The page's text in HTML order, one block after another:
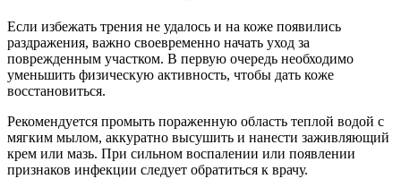
Если избежать трения не удалось и на коже появились
раздражения, важно своевременно начать уход за
поврежденным участком. В первую очередь необходимо
уменьшить физическую активность, чтобы дать коже
восстановиться.
Рекомендуется промыть пораженную область теплой водой с
мягким мылом, аккуратно высушить и нанести заживляющий
крем или мазь. При сильном воспалении или появлении
признаков инфекции следует обратиться к врачу.